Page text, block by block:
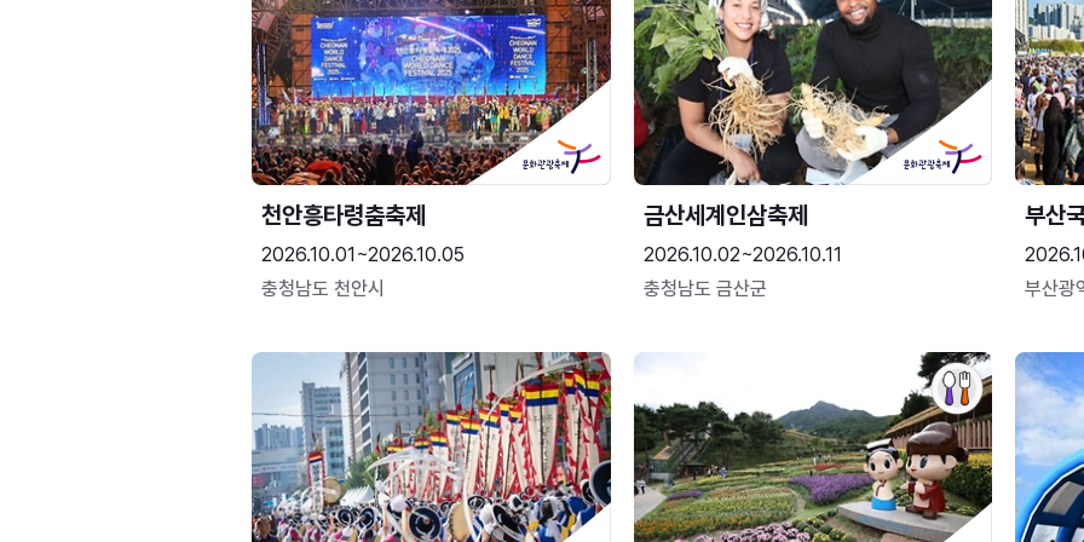
천안흥타령춤축제
2026.10.01~2026.10.05
충청남도 천안시
금산세계인삼축제
2026.10.02~2026.10.11
충청남도 금산군
부산
부산광